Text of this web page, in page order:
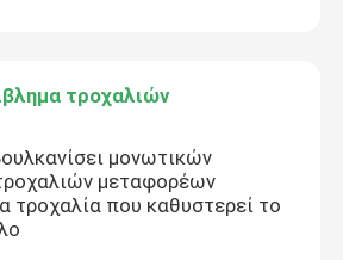
τροχαλιών
μονωτικών
μεταφορέων
τροχαλία που καθυστερεί το